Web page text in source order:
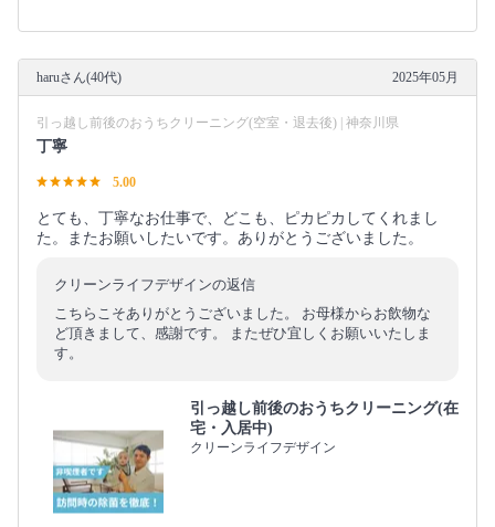
haruさん(40代) 2025年05月
引っ越し前後のおうちクリーニング(空室・退去後) | 神奈川県
丁寧
5.00
とても、丁寧なお仕事で、どこも、ピカピカしてくれまし
た。またお願いしたいです。ありがとうございました。
クリーンライフデザインの返信
こちらこそありがとうございました。 お母様からお飲物な
ど頂きまして、感謝です。 またぜひ宜しくお願いいたしま
す。
引っ越し前後のおうちクリーニング(在
宅・入居中)
クリーンライフデザイン